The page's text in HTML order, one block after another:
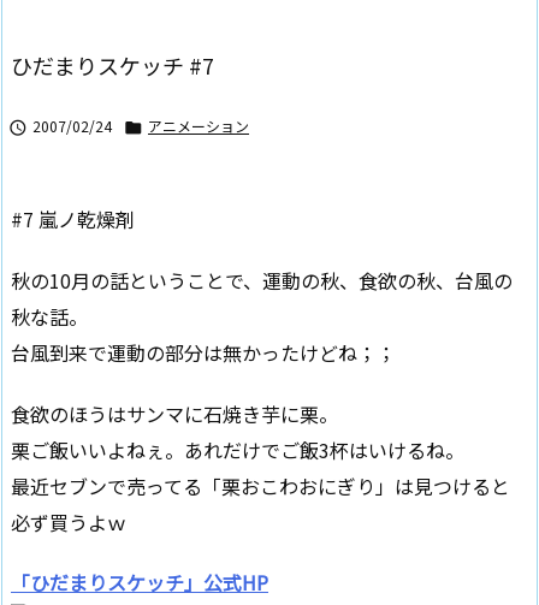
ひだまりスケッチ #7
 2007/02/24  アニメーション
#7 嵐ノ乾燥剤
秋の10月の話ということで、運動の秋、食欲の秋、台風の
秋な話。
台風到来で運動の部分は無かったけどね；；
食欲のほうはサンマに石焼き芋に栗。
栗ご飯いいよねぇ。あれだけでご飯3杯はいけるね。
最近セブンで売ってる「栗おこわおにぎり」は見つけると
必ず買うよｗ
「ひだまりスケッチ」公式HP